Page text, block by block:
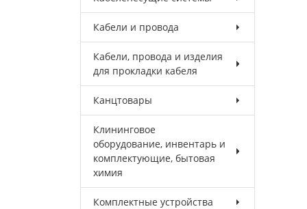
Кабели и провода
Кабели, провода и изделия
для прокладки кабеля
Канцтовары
Клининговое
оборудование, инвентарь и
комплектующие, бытовая
химия
Комплектные устройства